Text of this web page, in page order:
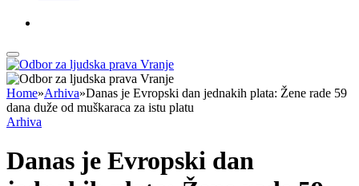
Home»Arhiva»Danas je Evropski dan jednakih plata: Žene rade 59
dana duže od muškaraca za istu platu
Arhiva
Danas je Evropski dan